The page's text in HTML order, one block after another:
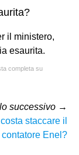
il ministero,
esaurita.
completa su
successivo →
staccare il
contatore Enel?